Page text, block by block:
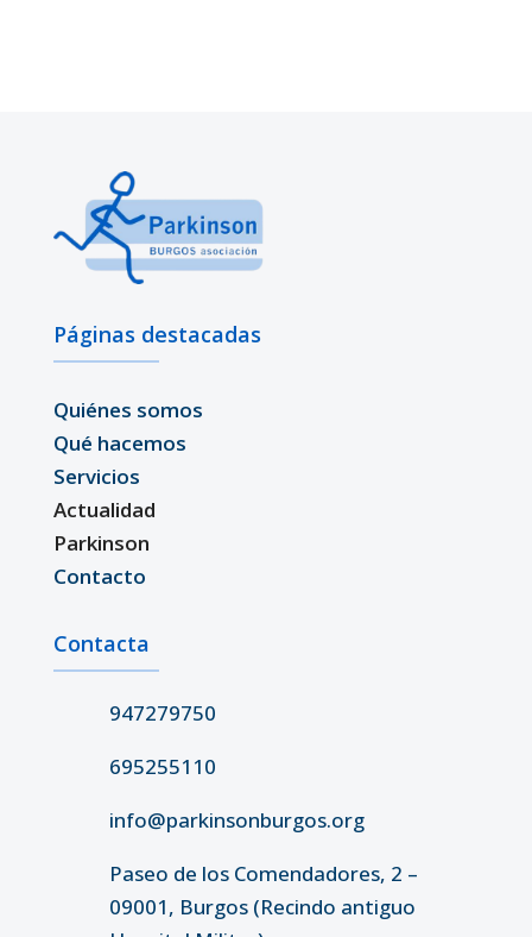
Páginas destacadas
Quiénes somos
Qué hacemos
Servicios
Actualidad
Parkinson
Contacto
Contacta
947279750
695255110
info@parkinsonburgos.org
Paseo de los Comendadores, 2 –
09001, Burgos (Recindo antiguo